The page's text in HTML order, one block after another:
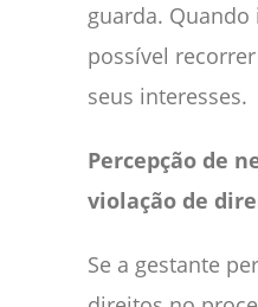
guarda. Quando
possível
seus interesses.
Percepção de
violação de
Se a gestante